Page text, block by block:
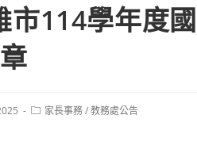
市114學年度
Post家長事務/教務處公告